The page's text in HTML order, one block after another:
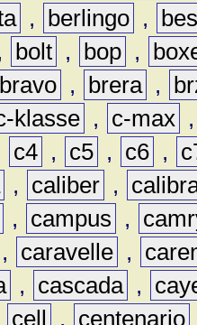
, berlingo ,
bolt , bop ,
bravo , brera ,
klasse , c-max
c4 , c5 , c6 ,
, caliber ,
, campus ,
, caravelle ,
, cascada ,
cell , centenario